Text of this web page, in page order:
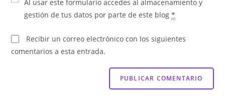
Al usar este formulario accedes al almacenamiento y
gestión de tus datos por parte de este blog*
Recibir un correo electrónico con los siguientes
comentarios a esta entrada.